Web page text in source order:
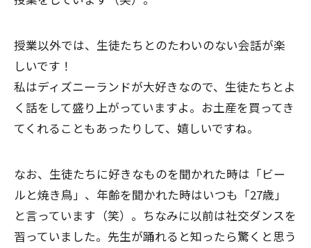
授業以外では、生徒たちとのたわいのない会話が楽
しいです！
私はディズニーランドが大好きなので、生徒たちとよ
く話をして盛り上がっていますよ。お土産を買ってき
てくれることもあったりして、嬉しいですね。
なお、生徒たちに好きなものを聞かれた時は「ビー
ルと焼き鳥」、年齢を聞かれた時はいつも「27歳」
と言っています（笑）。ちなみに以前は社交ダンスを
習っていました。先生が踊れると知ったら驚くと思う